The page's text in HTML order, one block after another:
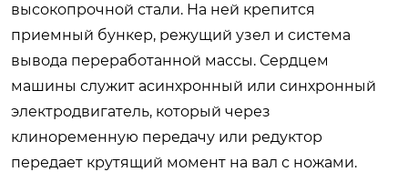
высокопрочной стали. На ней крепится
приемный бункер, режущий узел и система
вывода переработанной массы. Сердцем
машины служит асинхронный или синхронный
электродвигатель, который через
клиноременную передачу или редуктор
передает крутящий момент на вал с ножами.